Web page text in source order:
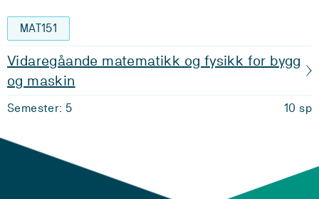
MAT151
Vidaregåande matematikk og fysikk for bygg
og maskin
Semester: 5 10 sp